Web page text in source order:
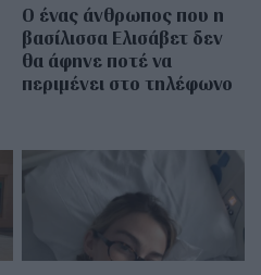
Ο ένας άνθρωπος που η
βασίλισσα Ελισάβετ δεν
θα άφηνε ποτέ να
περιμένει στο τηλέφωνο